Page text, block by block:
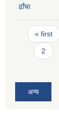
ढाँचा
Pages
« first
2
अन्य